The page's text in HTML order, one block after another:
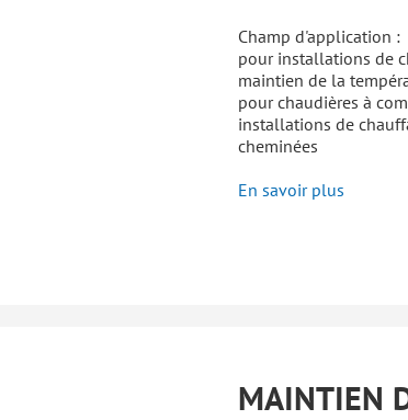
Champ d'application :
pour installations de
maintien de la
pour chaudières à
installations de
cheminées
En savoir plus
MAINTIEN